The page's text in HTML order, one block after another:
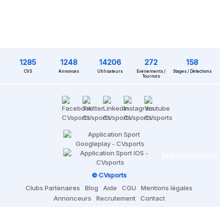
1285
CVS
1248
Annonces
14206
Utilisateurs
272
Evénements /
Tournois
158
Stages / Détections
© CVsports
Clubs Partenaires
Blog Aide CGU
Mentions légales
Annonceurs
Recrutement Contact